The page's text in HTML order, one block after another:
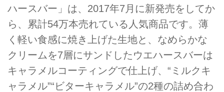
ハースバー」は、2017年7月に新発売をしてか
ら、累計54万本売れている人気商品です。薄
く軽い食感に焼き上げた生地と、なめらかな
クリームを7層にサンドしたウエハースバーは
キャラメルコーティングで仕上げ、“ミルクキ
ャラメル”“ビターキャラメル”の2種の詰め合わ